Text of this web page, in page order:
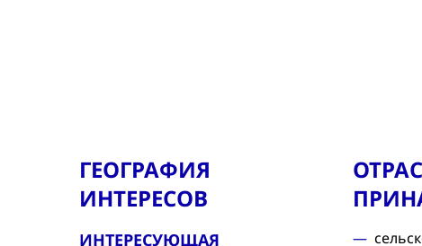
ГЕОГРАФИЯ
ИНТЕРЕСОВ
ИНТЕРЕСУЮЩАЯ